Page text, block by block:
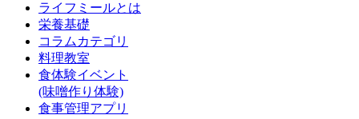
ライフミールとは
栄養基礎
コラムカテゴリ
料理教室
食体験イベント
(味噌作り体験)
食事管理アプリ